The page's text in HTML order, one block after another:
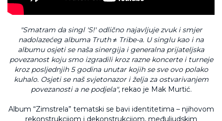
"Smatram da singl 'S!' odlično najavljuje zvuk i smjer
nadolazećeg albuma Truth ≠ Tribe-a. U singlu kao i na
albumu osjeti se naša sinergija i generalna prijateljska
povezanost koju smo izgradili kroz razne koncerte i turneje
kroz posljednjih 5 godina unutar kojih se sve ovo polako
kuhalo. Osjeti se naš svjetonazor i želja za ostvarivanjem
povezanosti a ne podjela", rekao je Mak Murtić.
Album “Zimstrela” tematski se bavi identitetima – njihovom
rekonstrukcijom i dekonstrukcijom, međuljudskim